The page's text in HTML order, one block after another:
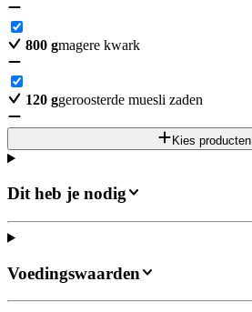
800 gmagere kwark
120 ggeroosterde muesli zaden
Kies producten
Dit heb je nodig
Voedingswaarden